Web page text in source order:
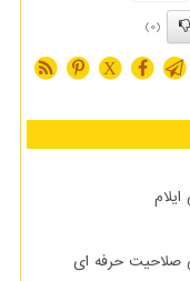
(0)
X
صلاحیت حرفه ای